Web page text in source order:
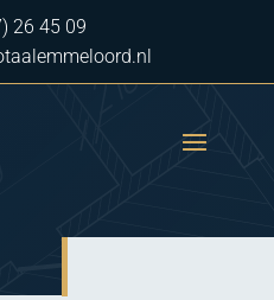
26 45 09